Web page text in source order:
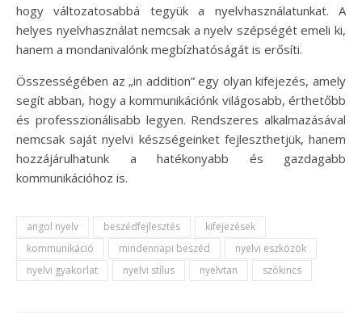
hogy változatosabbá tegyük a nyelvhasználatunkat. A
helyes nyelvhasználat nemcsak a nyelv szépségét emeli ki,
hanem a mondanivalónk megbízhatóságát is erősíti.
Összességében az „in addition” egy olyan kifejezés, amely
segít abban, hogy a kommunikációnk világosabb, érthetőbb
és professzionálisabb legyen. Rendszeres alkalmazásával
nemcsak saját nyelvi készségeinket fejleszthetjük, hanem
hozzájárulhatunk a hatékonyabb és gazdagabb
kommunikációhoz is.
angol nyelv beszédfejlesztés
kifejezések
kommunikáció
mindennapi beszéd
nyelvi eszközök
nyelvi gyakorlat
nyelvi stílus nyelvtan szókincs